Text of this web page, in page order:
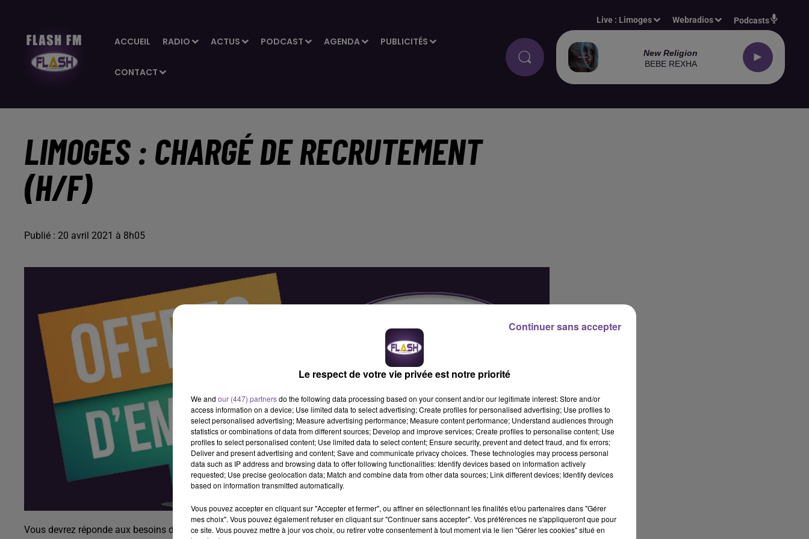
ACCUEIL RADIO ACTUS PODCAST AGENDA PUBLICITÉS
CONTACT
Live : Limoges Webradios Podcasts
New Religion
BEBE REXHA
LIMOGES : CHARGÉ DE RECRUTEMENT
(H/F)
Publié : 20 avril 2021 à 8h05
Vous devrez réponde aux besoins de recrutement des managers opérationnels, les accompagner, les conseiller et les
Le respect de votre vie privée est notre priorité
We and our (447) partnersdo the following data processing based on your consent and/or our legitimate interest: Store and/or
access information on a device; Use limited data to select advertising; Create profiles for personalised advertising; Use profiles to
select personalised advertising; Measure advertising performance; Measure content performance; Understand audiences through
statistics or combinations of data from different sources; Develop and improve services; Create profiles to personalise content; Use
profiles to select personalised content; Use limited data to select content; Ensure security, prevent and detect fraud, and fix errors;
Deliver and present advertising and content; Save and communicate privacy choices. These technologies may process personal
data such as IP address and browsing data to offer following functionalities: Identify devices based on information actively
requested; Use precise geolocation data; Match and combine data from other data sources; Link different devices; Identify devices
based on information transmitted automatically.
Vous pouvez accepter en cliquant sur "Accepter et fermer", ou affiner en sélectionnant les finalités et/ou partenaires dans "Gérer
mes choix". Vous pouvez également refuser en cliquant sur "Continuer sans accepter". Vos préférences ne s'appliqueront que pour
ce site. Vous pouvez mettre à jour vos choix, ou retirer votre consentement à tout moment via le lien "Gérer les cookies" situé en
Continuer sans accepter